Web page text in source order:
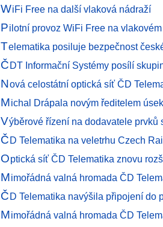
WiFi Free na další vlaková nádraží
Pilotní provoz WiFi Free na
Telematika posiluje bezpečnost
ČDT Informační Systémy posílí
Nová celostátní optická síť ČD
Michal Drápala novým ředitelem
Výběrové řízení na dodavatele prvků
ČD Telematika na veletrhu Czech
Optická síť ČD Telematika znovu
Mimořádná valná hromada ČD
ČD Telematika navýšila připojení do
Mimořádná valná hromada ČD